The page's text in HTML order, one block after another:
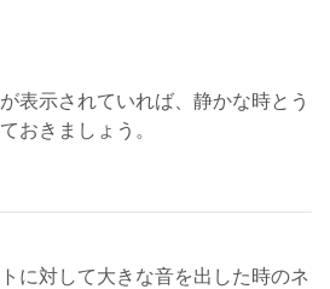
表示されていれば、静かな時とう
おきましょう。
に対して大きな音を出した時のネ